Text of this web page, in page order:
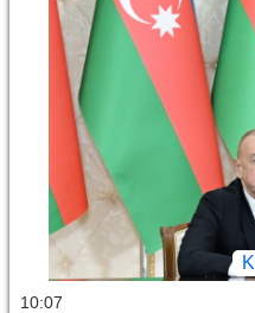
10:07